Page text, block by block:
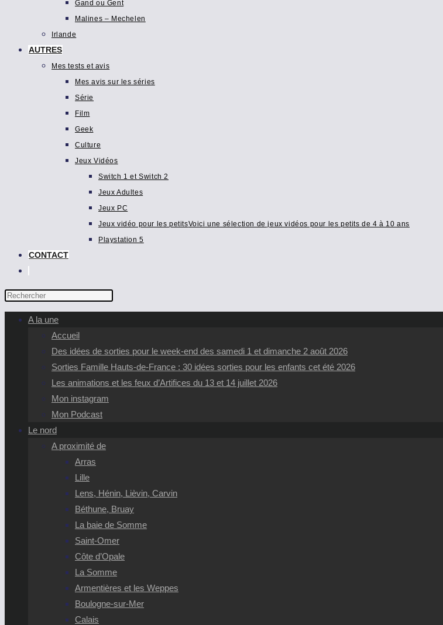
Gand ou Gent
Malines – Mechelen
Irlande
AUTRES
Mes tests et avis
Mes avis sur les séries
Série
Film
Geek
Culture
Jeux Vidéos
Switch 1 et Switch 2
Jeux Adultes
Jeux PC
Jeux vidéo pour les petitsVoici une sélection de jeux vidéos pour les petits de 4 à 10 ans
Playstation 5
CONTACT
TOGGLE
SEARCH
Escape
the
search
panel.
A la une
Accueil
Des idées de sorties pour le week-end des samedi 1 et dimanche 2 août 2026
Sorties Famille Hauts-de-France : 30 idées sorties pour les enfants cet été 2026
Les animations et les feux d’Artifices du 13 et 14 juillet 2026
Mon instagram
Mon Podcast
Le nord
A proximité de
Arras
Lille
Lens, Hénin, Lièvin, Carvin
Béthune, Bruay
La baie de Somme
Saint-Omer
Côte d’Opale
La Somme
Armentières et les Weppes
Boulogne-sur-Mer
Calais